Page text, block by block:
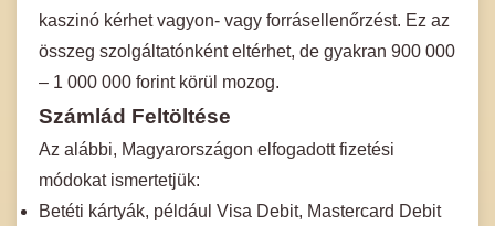
kaszinó kérhet vagyon- vagy forrásellenőrzést. Ez az
összeg szolgáltatónként eltérhet, de gyakran 900 000
– 1 000 000 forint körül mozog.
Számlád Feltöltése
Az alábbi, Magyarországon elfogadott fizetési
módokat ismertetjük:
Betéti kártyák, például Visa Debit, Mastercard Debit